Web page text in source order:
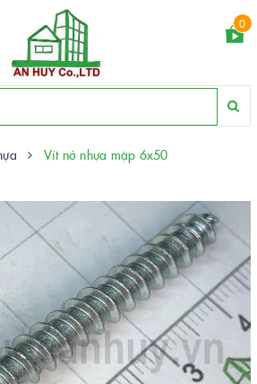
0
Vít nở nhựa mập 6x50